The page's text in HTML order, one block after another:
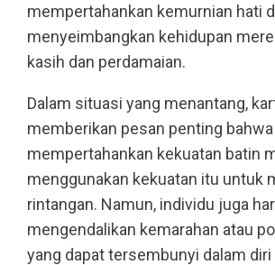
mempertahankan kemurnian hati
menyeimbangkan kehidupan
kasih dan perdamaian.
Dalam situasi yang menantang,
memberikan pesan penting
mempertahankan kekuatan batin
menggunakan kekuatan itu untuk
rintangan. Namun, individu juga
mengendalikan kemarahan atau
yang dapat tersembunyi dalam